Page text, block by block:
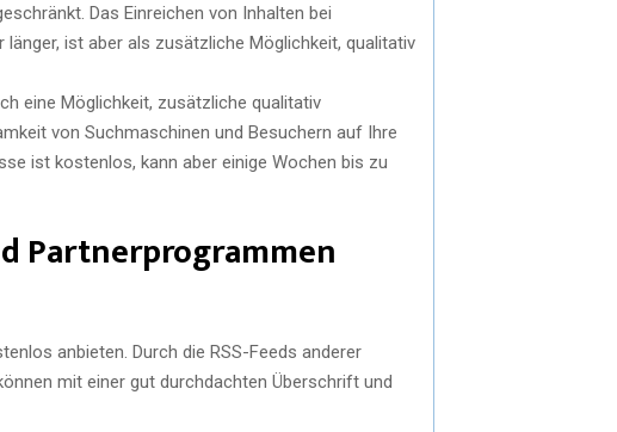
Das Einreichen von Inhalten bei
ist aber als zusätzliche Möglichkeit, qualitativ
eine Möglichkeit, zusätzliche qualitativ
von Suchmaschinen und Besuchern auf Ihre
ist kostenlos, kann aber einige Wochen bis zu
Partnerprogrammen
anbieten. Durch die RSS-Feeds anderer
mit einer gut durchdachten Überschrift und